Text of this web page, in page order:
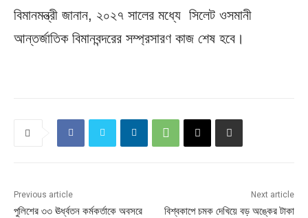
বিমানমন্ত্রী জানান, ২০২৭ সালের মধ্যে সিলেট ওসমানী
আন্তর্জাতিক বিমানবন্দরের সম্প্রসারণ কাজ শেষ হবে।
Previous article
পুলিশের ৩৩ ঊর্ধ্বতন কর্মকর্তাকে অবসরে
Next article
বিশ্বকাপে চমক দেখিয়ে বড় অঙ্কের টাকা